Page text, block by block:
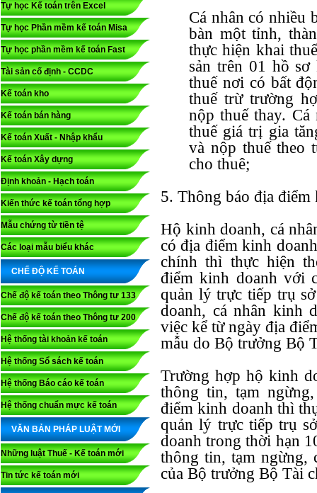
Tự học Kế toán trên Excel
Tự học Phần mềm kế toán Misa
Tự học phần mềm kế toán Fast
Tài sản cố định - CCDC
Kế toán kho
Kế toán bán hàng
Kế toán Xuất - Nhập khẩu
Kế toán Xây dựng
Định khoản - Hạch toán
Kiến thức kế toán tổng hợp
Mẫu chứng từ tiền tệ
Các loại mẫu biểu khác
CHẾ ĐỘ KẾ TOÁN
Chế độ kế toán theo Thông tư 133
Chế độ kế toán theo Thông tư 200
Hệ thống tài khoản kế toán
Hệ thống Sổ sách kế toán
Hệ thống Báo cáo kế toán
Hệ thống chuẩn mực kế toán
VĂN BẢN PHÁP LUẬT MỚI
Những luật Thuế - Kế toán mới
Tin tức kế toán mới
Cá nhân có nhiều
bàn một tỉnh,
thực hiện khai
sản trên 01 hồ
thuế nơi có bất
thuế trừ trường
nộp thuế thay.
thuế giá trị gia
và nộp thuế theo
cho thuê;
5. Thông báo địa
Hộ kinh doanh, cá
có địa điểm kinh
chính thì thực hiện
điểm kinh doanh với
quản lý trực tiếp trụ
doanh, cá nhân kinh
việc kể từ ngày địa
mẫu do Bộ trưởng Bộ
Trường hợp hộ kinh
thông tin, tạm
điểm kinh doanh thì
quản lý trực tiếp trụ
doanh trong thời hạn
thông tin, tạm ngừng,
của Bộ trưởng Bộ Tài